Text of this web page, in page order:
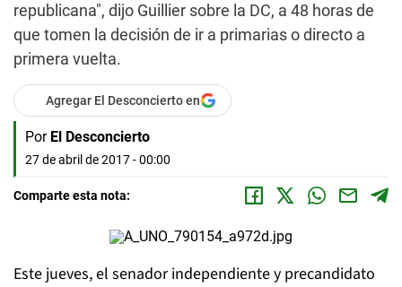
republicana", dijo Guillier sobre la DC, a 48 horas de
que tomen la decisión de ir a primarias o directo a
primera vuelta.
Agregar El Desconcierto en
Por El Desconcierto
27 de abril de 2017 - 00:00
Comparte esta nota:
Este jueves, el senador independiente y precandidato